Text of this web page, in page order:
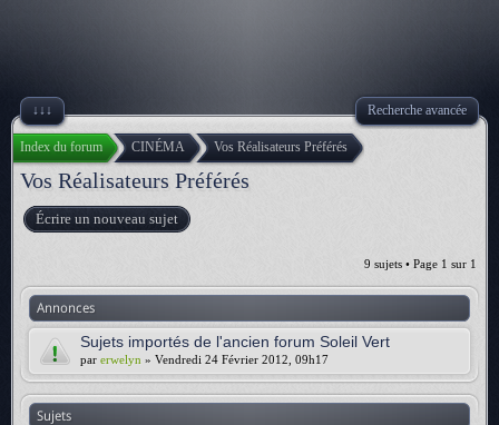
↓↓↓ Recherche avancée
Index du forum CINÉMA Vos Réalisateurs Préférés
Vos Réalisateurs Préférés
Écrire un nouveau sujet
9 sujets • Page 1 sur 1
Annonces
Sujets importés de l'ancien forum Soleil Vert
par erwelyn » Vendredi 24 Février 2012, 09h17
Sujets